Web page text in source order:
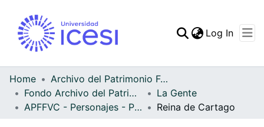
Statistics
Log In
Home
Archivo del Patrimonio Fotográfico y Fílmico del Valle del Cauca
Fondo Archivo del Patrimonio Fotográfico y Fílmico del Valle del Cauca
La Gente
APFFVC - Personajes - Patrimonial
Reina de Cartago